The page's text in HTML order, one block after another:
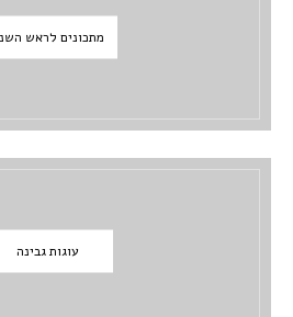
מתכונים לראש
עוגות גבינה